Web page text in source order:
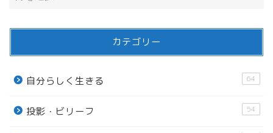
カテゴリー
自分らしく生きる 64
投影・ビリーフ 54